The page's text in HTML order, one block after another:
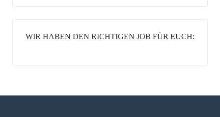
WIR HABEN DEN RICHTIGEN JOB FÜR EUCH: